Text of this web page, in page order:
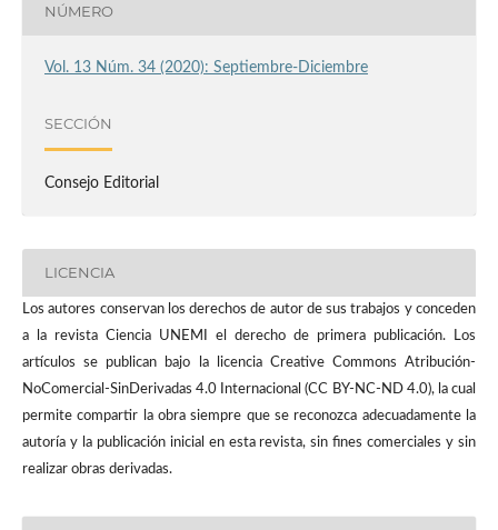
NÚMERO
Vol. 13 Núm. 34 (2020): Septiembre-Diciembre
SECCIÓN
Consejo Editorial
LICENCIA
Los autores conservan los derechos de autor de sus trabajos y conceden
a la revista Ciencia UNEMI el derecho de primera publicación. Los
artículos se publican bajo la licencia Creative Commons Atribución-
NoComercial-SinDerivadas 4.0 Internacional (CC BY-NC-ND 4.0), la cual
permite compartir la obra siempre que se reconozca adecuadamente la
autoría y la publicación inicial en esta revista, sin fines comerciales y sin
realizar obras derivadas.